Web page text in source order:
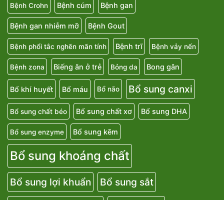
Bệnh Crohn Bệnh cúm Bệnh gan
Bệnh gan nhiễm mỡ Bệnh Gout
Bệnh phổi tắc nghẽn mãn tính Bệnh trĩ Bệnh vảy nến
Bệnh zona Biếng ăn ở trẻ Bỏng da Bong gân
Bổ khí huyết Bổ máu Bổ não Bổ sung canxi
Bổ sung chất béo Bổ sung chất xơ Bổ sung DHA
Bổ sung enzyme Bổ sung kẽm
Bổ sung khoáng chất
Bổ sung lợi khuẩn Bổ sung sắt